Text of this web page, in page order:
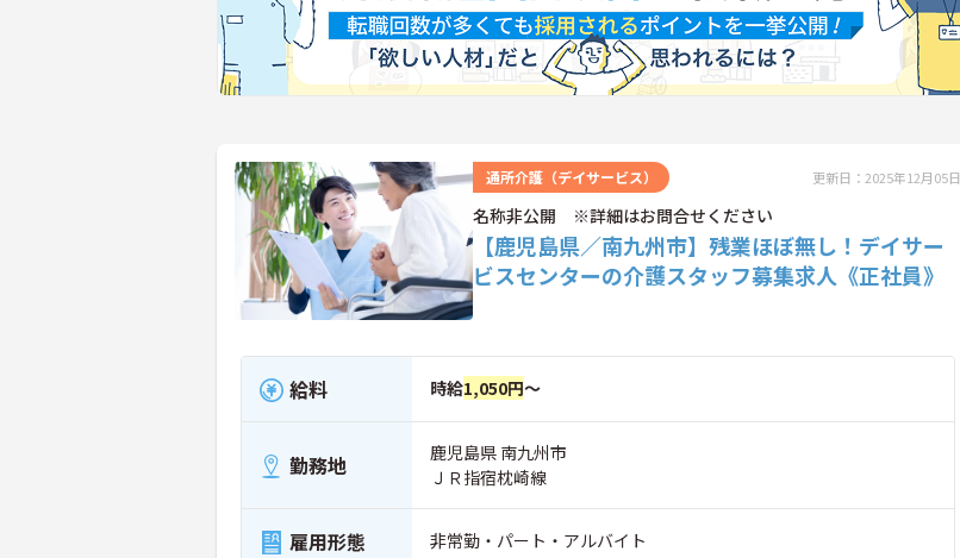
通所介護（デイサービス） 更新日：2025年12月05日
名称非公開 ※詳細はお問合せください
【鹿児島県／南九州市】残業ほぼ無し！デイサー
ビスセンターの介護スタッフ募集求人《正社員》
給料 時給1,050円～
勤務地
鹿児島県 南九州市
ＪＲ指宿枕崎線
雇用形態 非常勤・パート・アルバイト